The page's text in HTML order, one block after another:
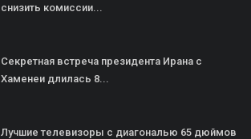
снизить комиссии...
Секретная встреча президента Ирана с
Хаменеи длилась 8...
Лучшие телевизоры с диагональю 65 дюймов